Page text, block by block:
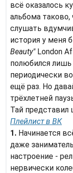
всё оказалось
альбома
слушать
история у меня
Beauty"London
полюбился лишь
периодически
ещё раз. Но
трёхлетней
Тай представил
Плейлист в ВК
1. Начинается
даже
настроение -
нервически